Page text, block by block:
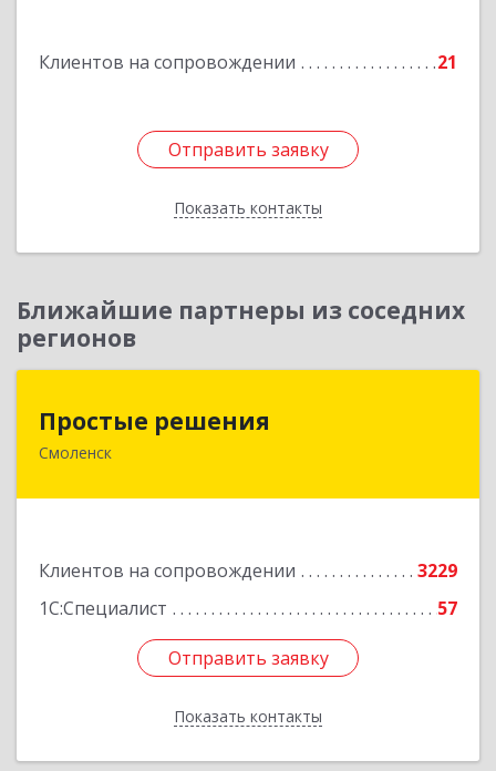
Клиентов на сопровождении 21
Отправить заявку
Показать контакты
Отправить заявку
Назад
Ближайшие партнеры из соседних
регионов
Простые решения
Смоленск
Клиентов на сопровождении
3229
1С:Специалист
57
Отправить заявку
Показать контакты
214015, Смоленская обл, Смоленск г, Большая
Отправить заявку
Назад